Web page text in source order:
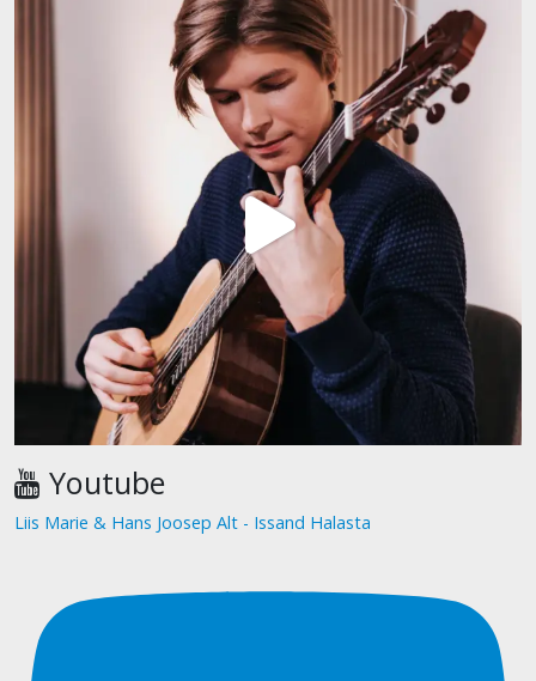
Youtube
Liis Marie & Hans Joosep Alt - Issand Halasta